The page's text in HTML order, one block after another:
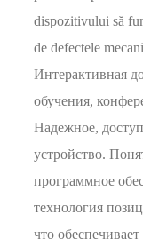
dispozitivului să
de defectele
Интерактивная
обучения,
Надежное,
устройство.
программное
технология
что